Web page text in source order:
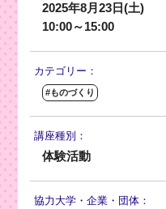
2025年8月23日(土)
10:00～15:00
カテゴリー：
#ものづくり
講座種別：
体験活動
協力大学・企業・団体：